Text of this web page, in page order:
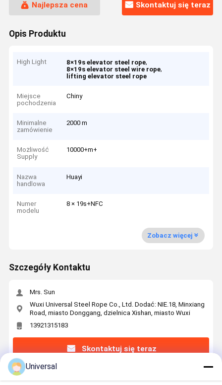
Najlepsza cena Skontaktuj się teraz
Opis Produktu
High Light 8×19s elevator steel rope,
8×19s elevator steel wire rope,
lifting elevator steel rope
Miejsce
pochodzenia
Chiny
Minimalne
zamówienie
2000 m
Możliwość
Supply
10000+m+
Nazwa
handlowa
Huayi
Numer
modelu
8 × 19s+NFC
Zobacz więcej
Szczegóły Kontaktu
Mrs. Sun
Wuxi Universal Steel Rope Co., Ltd. Dodać: NIE.18, Minxiang
Road, miasto Donggang, dzielnica Xishan, miasto Wuxi
13921315183
Skontaktuj się teraz
Universal